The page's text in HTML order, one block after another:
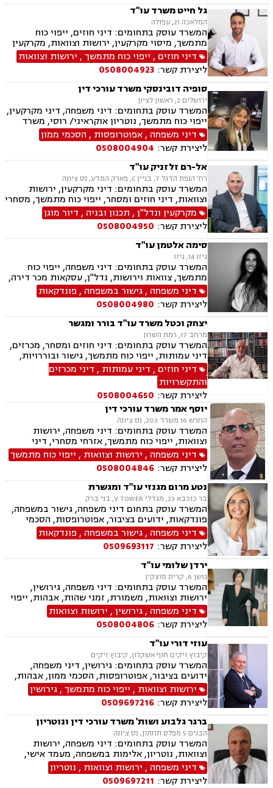
גל חייט משרד עו"ד
המלאכה 21, עפולה
המשרד עוסק בתחומים: דיני חוזים, ייפוי כוח
מתמשך, מיסוי מקרקעין, ירושות וצוואות, מקרקעין
ונדל"ן, עסקאות מכר דירה, נדל"ן מסחרי, הסכמי
ממון
דיני חוזים , ייפוי כוח מתמשך, ירושות וצוואות
ליצירת קשר: 0508004923
סופיה דובינסקי משרד עורכי דין
ירושלים 2, ראשון לציון
המשרד עוסק בתחומים: דיני משפחה, דיני מקרקעין,
ייפוי כוח מתמשך, נוטריון אוקראיני/ רוסי, משרד
הפנים, ירושות וצוואות, מומחים לדין הזר
דיני משפחה ,אפוטרופסות , הסכמי ממון
ליצירת קשר: 0508004904
אל-רם זלזניק עו"ד
רח' הנפת הדגל 7, בניין C, פארק המדע, נס ציונה
המשרד עוסק בתחומים: דיני מקרקעין, ירושות
וצוואות, דיני חוזים ומסחר, ייפוי כוח מתמשך, מסחרי
אזרחימקרקעין ונדל"ן, תכנון ובניה , דיור מוגן
ליצירת קשר: 0508004950
סימה אלטמן עו"ד
גיזו 14, גיזו
המשרד עוסק בתחומים: דיני משפחה, ייפוי כוח
מתמשך, צוואות וירושות, נדל"ן, עסקאות מכר דירה,
משפט אזרחי
דיני משפחה ,גישור במשפחה , פונדקאות
ליצירת קשר: 0508004980
יצחק וכטל משרד עו"ד בורר ומגשר
מרחב 17, רמת השרון
המשרד עוסק בתחומים: דיני חוזים ומסחר, מכרזים,
דיני עמותות, ייפוי כוח מתמשך, גישור ובוררויות,
סדר דין אזרחי, חוקתי מנהלי, מכרזים והתקשרויות,
נוטריון ובורר
דיני חוזים , דיני עמותות , דיני מכרזים
והתקשרויות
ליצירת קשר: 0508004650
יוסף אמר משרד עורכי דין
החרש 16 משרד 203, נס ציונה
המשרד עוסק בתחומים: דיני משפחה, ירושות
וצוואות, ייפוי כוח מתמשך, אזרחי מסחרי, דיני
חברות, דיני חוזים, חוקתי מנהלי, חטיפת ילדים,
סכסוך בין בעלי מניות, תביעות חוב, תיאום הורי,
לשון הרע, בוררות וגישור.
דיני משפחה , ירושות וצוואות , ייפוי כוח מתמשך
ליצירת קשר: 0508004846
נטע מרום מגנזי עו"ד ומגשרת
בר כוכבא 23, מגדלי V TOWER, בני ברק
המשרד עוסק בתחום דיני משפחה, גישור במשפחה,
פונדקאות, ידועים בציבור, אפוטרופסות, הסכמי
ממון, אבהות, מזונות, משמורת, גירושין, הורות חד
מינית, נישואים אזרחיים, חוק הנוער, אימוץ, חלוקת
רכוש, מעמד אישי, זמני שהות, אומנה, ניכור הורי,
העברה בין דורית, ירושות וצוואות, ייפוי כוח מתמשך
דיני משפחה ,גישור במשפחה , פונדקאות
ליצירת קשר: 0509693117
ירדן שלומי עו"ד
גושן 6, קרית מוצקין
המשרד עוסק בתחומים: דיני משפחה, גירושין,
ירושות וצוואות, משמורת, זמני שהות, אבהות, ייפוי
כוח מתמשך, ידועים בציבור, מזונות, חלוקת רכוש,
ניכור הורי, אפוטרופסות, הסכמי ממון, נישואים
אזרחיים
דיני משפחה ,גירושין, ירושות וצוואות
ליצירת קשר: 0508004806
עוזי דורי עו"ד
קיבוץ זיקים חוף אשקלון, קיבוץ זיקים
המשרד עוסק בתחומים: גירושין, דיני משפחה,
ידועים בציבור, אפוטרופסות, הסכמי ממון, אבהות,
מזונות, משמורת, חלוקת רכוש, מעמד אישי, זמני
שהות, ניכור הורי, ירושות וצוואות, ייפוי כוח מתמשך,
דיני חוזים, עסקאות מכר דירה, פינוי מושכר, נחלות
ומשקים במושבים, העברה בין דורית
ירושות וצוואות , ייפוי כוח מתמשך,גירושין
ליצירת קשר: 0509697216
ברגר גלבוע ושות' משרד עורכי דין ונוטריון
הבנים 5 מפלס תחתון, נס ציונה
המשרד עוסק בתחומים: דיני משפחה, ירושות
וצוואות, נוטריון, אלימות במשפחה, מעמד אישי,
ייפוי כוח מתמשך.
דיני משפחה , ירושות וצוואות , נוטריון
ליצירת קשר: 0509697211